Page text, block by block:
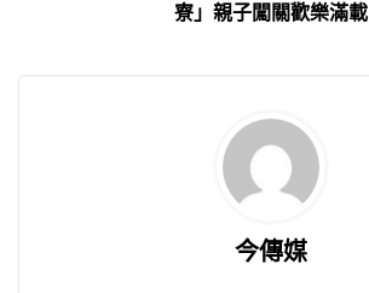
寮」親子闖關歡樂滿載
今傳媒